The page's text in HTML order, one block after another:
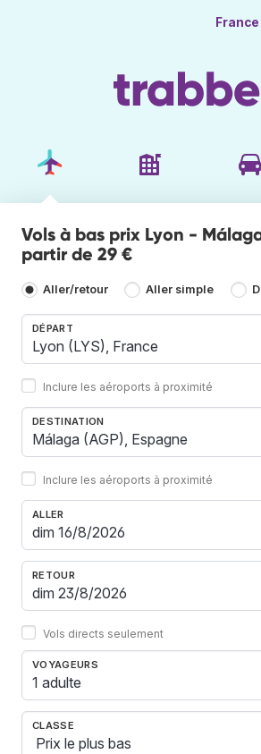
France
Vols à bas prix Lyon -
partir de 29 €
Aller/retour Aller simple
DÉPART
Inclure les aéroports à proximité
DESTINATION
Inclure les aéroports à proximité
ALLER
RETOUR
Vols directs seulement
VOYAGEURS
1 adulte
CLASSE